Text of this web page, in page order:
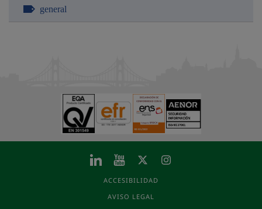
general
ACCESIBILIDAD
AVISO LEGAL